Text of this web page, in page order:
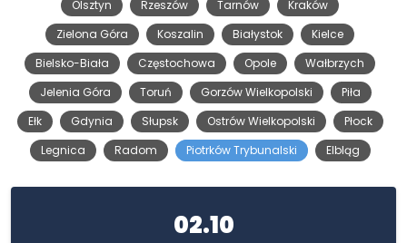
Olsztyn
Rzeszów Tarnów
Kraków
Zielona Góra
Koszalin Białystok
Kielce
Bielsko-Biała
Częstochowa Opole
Wałbrzych
Jelenia Góra
Toruń Gorzów Wielkopolski
Piła
Ełk
Gdynia Słupsk Ostrów Wielkopolski
Płock
Legnica
Radom Piotrków Trybunalski Elbląg
02.10